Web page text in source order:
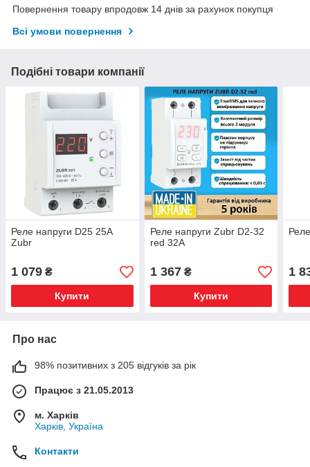
Повернення товару впродовж 14 днів за рахунок покупця
Всі умови повернення
Подібні товари компанії
Реле напруги D25 25А
Zubr
1 079 ₴
Купити
Реле напруги Zubr D2-32
red 32A
1 367₴
Купити
1
Про нас
98% позитивних з 205 відгуків за рік
Працює з 21.05.2013
м. Харків
Харків, Україна
Контакти